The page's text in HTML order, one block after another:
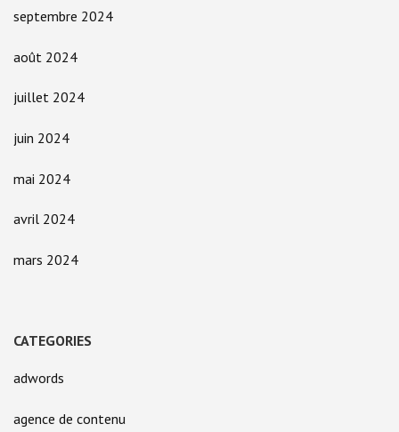
septembre 2024
août 2024
juillet 2024
juin 2024
mai 2024
avril 2024
mars 2024
CATEGORIES
adwords
agence de contenu